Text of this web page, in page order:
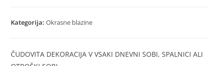
Kategorija:Okrasne blazine
ČUDOVITA DEKORACIJA V VSAKI DNEVNI SOBI, SPALNICI ALI